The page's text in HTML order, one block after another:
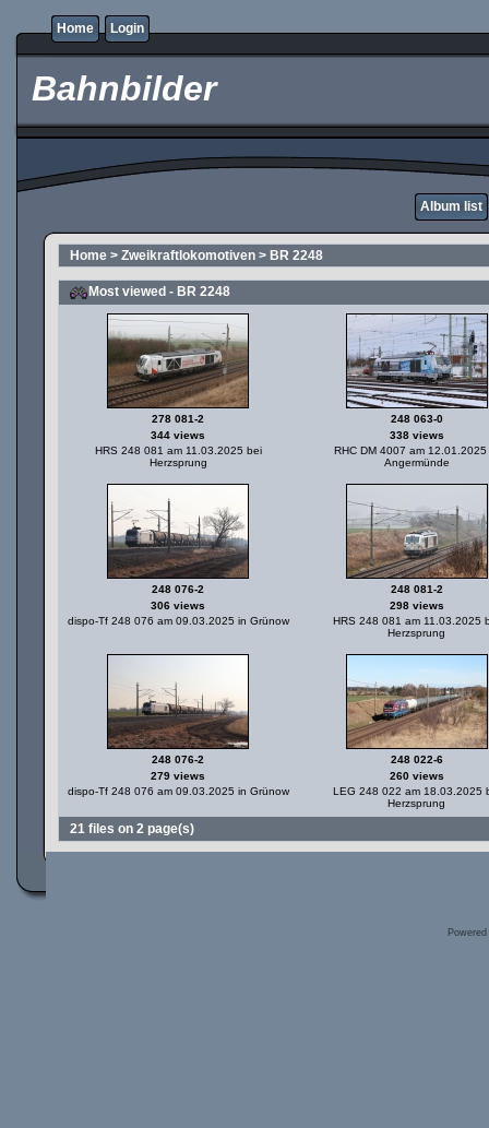
Home Login
Bahnbilder
Album list
Home > Zweikraftlokomotiven > BR 2248
Most viewed - BR 2248
278 081-2
344 views
HRS 248 081 am 11.03.2025 bei
Herzsprung
248 063-0
338 views
RHC DM 4007 am 12.01.2025
Angermünde
248 076-2
306 views
dispo-Tf 248 076 am 09.03.2025 in Grünow
248 081-2
298 views
HRS 248 081 am 11.03.2025
Herzsprung
248 076-2
279 views
dispo-Tf 248 076 am 09.03.2025 in Grünow
248 022-6
260 views
LEG 248 022 am 18.03.2025
Herzsprung
21 files on 2 page(s)